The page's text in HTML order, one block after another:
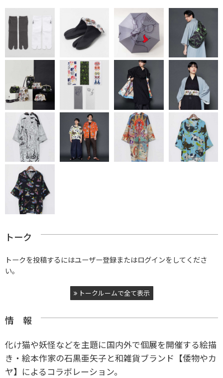
トーク
トークを投稿するにはユーザー登録またはログインをしてくださ
い。
トークルームで全て表示
情 報
化け猫や妖怪などを主題に国内外で個展を開催する絵描
き・絵本作家の石黒亜矢子と和雑貨ブランド【倭物やカ
ヤ】によるコラボレーション。